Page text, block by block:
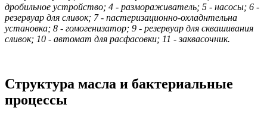
дробильное устройство; 4 - размораживатель; 5 - насосы; 6 -
резервуар для сливок; 7 - пастеризационно-охладнтельна
установка; 8 - гомогенизатор; 9 - резервуар для сквашивания
сливок; 10 - автомат для расфасовки; 11 - заквасочник.
Структура масла и бактериальные
процессы